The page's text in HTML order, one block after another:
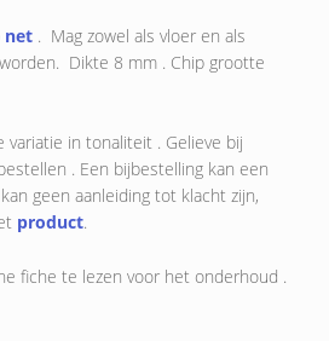
net. Mag zowel als vloer en als
Dikte 8 mm . Chip grootte
in tonaliteit . Gelieve bij
. Een bijbestelling kan een
geen aanleiding tot klacht zijn,
product.
fiche te lezen voor het onderhoud .